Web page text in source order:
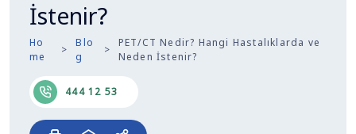
İstenir?
Ho
me
Blo
g
PET/CT Nedir? Hangi Hastalıklarda ve
Neden İstenir?
444 12 53